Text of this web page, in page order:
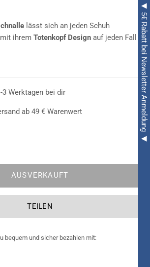
◀ 5€ Rabatt bei Newsletter Anmeldung ◀
lässt sich an jeden Schuh
ihrem Totenkopf Design auf jeden Fall
einem schwarzen Band gelingt die
auf dem idealerweise schwarzen Schuh.
3 Werktagen bei dir
ab 49 € Warenwert
AUSVERKAUFT
TEILEN
bequem und sicher bezahlen mit: